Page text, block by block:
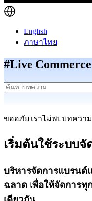
English
ภาษาไทย
#Live Commerce
ขออภัย เราไม่พบบทควา
เริ่มต้นใช้ระบบจั
บริหารจัดการแบรน
ฉลาด เพื่อให้จัดการ